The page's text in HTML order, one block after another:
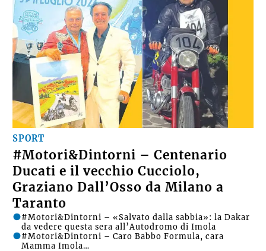
SPORT
#Motori&Dintorni – Centenario
Ducati e il vecchio Cucciolo,
Graziano Dall’Osso da Milano a
Taranto
#Motori&Dintorni – «Salvato dalla sabbia»: la Dakar
da vedere questa sera all’Autodromo di Imola
#Motori&Dintorni – Caro Babbo Formula, cara
Mamma Imola…